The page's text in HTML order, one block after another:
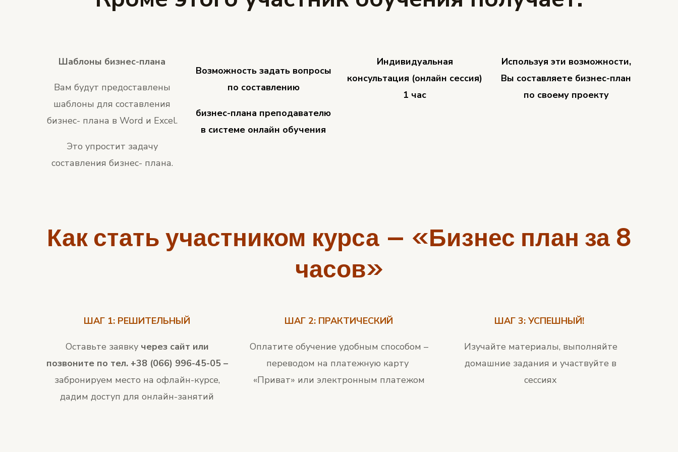
Шаблоны бизнес-плана
Вам будут предоставлены
шаблоны для составления
бизнес- плана в Word и Excel.
Это упростит задачу
составления бизнес- плана.
Возможность задать вопросы
по составлению
бизнес-плана преподавателю
в системе онлайн обучения
Индивидуальная
консультация (онлайн сессия)
1 час
Используя эти возможности,
Вы составляете бизнес-план
по своему проекту
Как стать участником курса — «Бизнес план за 8
часов»
ШАГ 1: РЕШИТЕЛЬНЫЙ
Оставьте заявкучерез сайт или
позвоните по тел. +38 (066) 996-45-05 –
забронируем место на офлайн-курсе,
дадим доступ для онлайн-занятий
ШАГ 2: ПРАКТИЧЕСКИЙ
Оплатите обучение удобным способом –
переводом на платежную карту
«Приват» или электронным платежом
ШАГ 3: УСПЕШНЫЙ!
Изучайте материалы, выполняйте
домашние задания и участвуйте в
сессиях